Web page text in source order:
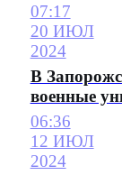
07:17
20 ИЮЛ
2024
В
военные
06:36
12 ИЮЛ
2024